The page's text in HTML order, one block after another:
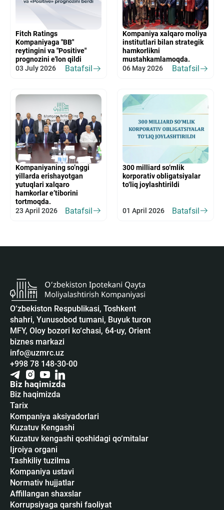
Fitch Ratings
Kompaniyaga "BB"
reytingini va "Positive"
prognozini e'lon qildi
03 July 2026
Batafsil
Kompaniya xalqaro moliya
institutlari bilan strategik
hamkorlikni
mustahkamlamoqda.
06 May 2026
Batafsil
Kompaniyaning so’nggi
yillarda erishayotgan
yutuqlari xalqaro
hamkorlar e’tiborini
tortmoqda.
23 April 2026
Batafsil
300 milliard so‘mlik
korporativ obligatsiyalar
to‘liq joylashtirildi
01 April 2026 Batafsil
O‘zbekiston Respublikasi, Toshkent
shahri, Yunusobod tumani, Buyuk turon
MFY, Oloy bozori ko‘chasi, 64-uy, Orient
biznes markazi
info@uzmrc.uz
+998 78 148-30-00
Biz haqimizda
Biz haqimizda
Tarix
Kompaniya aksiyadorlari
Kuzatuv Kengashi
Kuzatuv kengashi qoshidagi qo‘mitalar
Ijroiya organi
Tashkiliy tuzilma
Kompaniya ustavi
Normativ hujjatlar
Affillangan shaxslar
Korrupsiyaga qarshi faoliyat